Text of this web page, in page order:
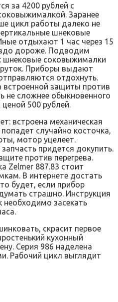
за 4200 рублей с
Заранее
цикл работы далеко не
шнековые
отдыхают 1 час через 15
дороже. Подводим
шнековые соковыжималки
Приборы выдают
отдохнуть.
защиты против
не сложнее обыкновенного
500 рублей.
встроена механическая
случайно косточка,
мотор уцелеет.
придется докупить.
против перегрева.
Zelmer 887.83 стоит
В интернете достать
будет, если прибор
страшно. Инструкция
необходимо засекать
скрасит первое
кухонный
Серия 986 наделена
Рабочий цикл выглядит